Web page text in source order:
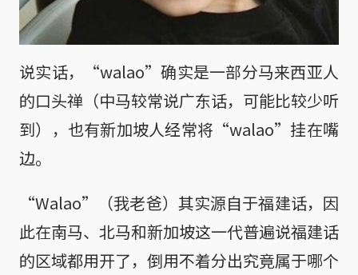
说实话，“walao”确实是一部分马来西亚人
的口头禅（中马较常说广东话，可能比较少听
到），也有新加坡人经常将“walao”挂在嘴
边。
“Walao”（我老爸）其实源自于福建话，因
此在南马、北马和新加坡这一代普遍说福建话
的区域都用开了，倒用不着分出究竟属于哪个